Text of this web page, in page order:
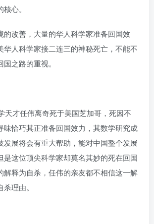
心。
的改善，大量的华人科学家准备回国效
华人科学家接二连三的神秘死亡，不能不
之路的重视。
天才任伟离奇死于美国芝加哥，死因不
味恰巧其正准备回国效力，其数学研究成
发展将会有重大帮助，能对中国整个发展
是这位顶尖科学家却莫名其妙的死在回国
解释为自杀，任伟的亲友都不相信这一解
理由。